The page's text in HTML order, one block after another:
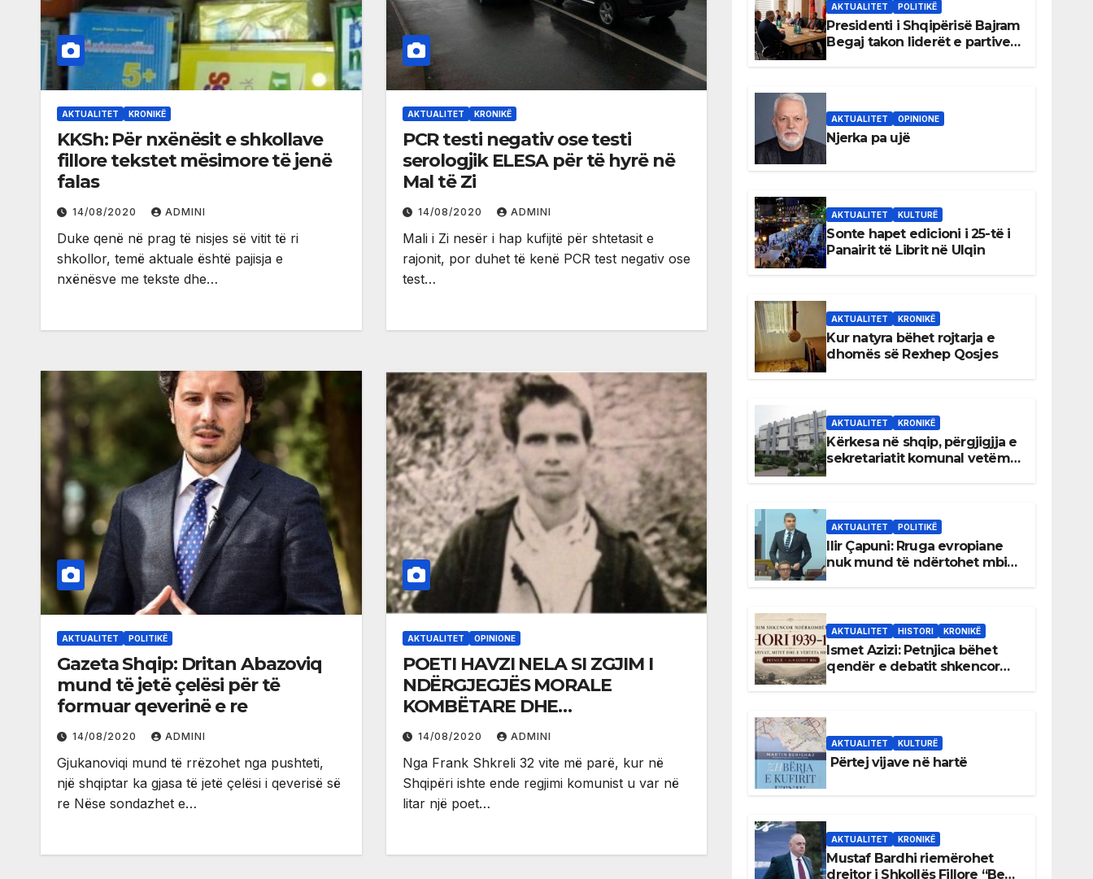
AKTUALITET KRONIKË
KKSh: Për nxënësit e shkollave
fillore tekstet mësimore të jenë
falas
14/08/2020 ADMINI
Duke qenë në prag të nisjes së vitit të ri
shkollor, temë aktuale është pajisja e
nxënësve me tekste dhe…
AKTUALITET KRONIKË
PCR testi negativ ose testi
serologjik ELESA për të hyrë në
Mal të Zi
14/08/2020 ADMINI
Mali i Zi nesër i hap kufijtë për shtetasit e
rajonit, por duhet të kenë PCR test negativ ose
test…
AKTUALITET POLITIKË
Gazeta Shqip: Dritan Abazoviq
mund të jetë çelësi për të
formuar qeverinë e re
14/08/2020 ADMINI
Gjukanoviqi mund të rrëzohet nga pushteti,
një shqiptar ka gjasa të jetë çelësi i qeverisë së
re Nëse sondazhet e…
AKTUALITET OPINIONE
POETI HAVZI NELA SI ZGJIM I
NDËRGJEGJËS MORALE
KOMBËTARE DHE
NDËRKOMBËTARE NË SHQIPËRI
14/08/2020 ADMINI
Nga Frank Shkreli 32 vite më parë, kur në
Shqipëri ishte ende regjimi komunist u var në
litar një poet…
AKTUALITET POLITIKË
Presidenti i Shqipërisë Bajram
Begaj takon liderët e partive
AKTUALITET OPINIONE
Njerka pa ujë
AKTUALITET KULTURË
Sonte hapet edicioni i 25-të i
Panairit të Librit në Ulqin
AKTUALITET KRONIKË
Kur natyra bëhet rojtarja e
dhomës së Rexhep Qosjes
AKTUALITET KRONIKË
Kërkesa në shqip, përgjigjja e
sekretariatit komunal vetëm
AKTUALITET POLITIKË
Ilir Çapuni: Rruga evropiane
nuk mund të ndërtohet mbi
AKTUALITET HISTORI KRONIKË
Ismet Azizi: Petnjica bëhet
qendër e debatit shkencor
AKTUALITET KULTURË
Përtej vijave në hartë
AKTUALITET KRONIKË
Mustaf Bardhi riemërohet
drejtor i Shkollës Fillore “Bedri